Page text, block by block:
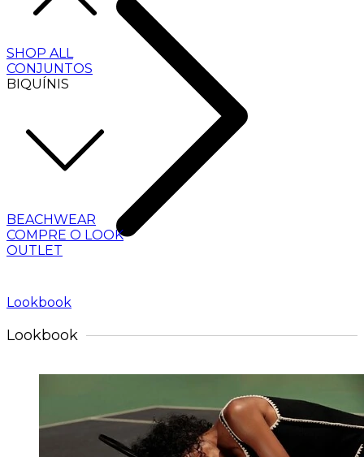
SHOP ALL
CONJUNTOS
BIQUÍNIS
BEACHWEAR
COMPRE O LOOK
OUTLET
Lookbook
Lookbook